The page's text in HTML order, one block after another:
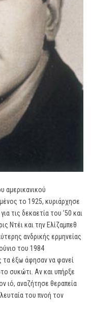
αμερικανικού
το 1925, κυριάρχησε
τις δεκαετία του ’50 και
Ντέι και την Ελίζαμπεθ
ανδρικής ερμηνείας
του 1984
τα έξω άφησαν να φανεί
συκώτι. Αν και υπήρξε
ιό, αναζήτησε θεραπεία
του πνοή τον